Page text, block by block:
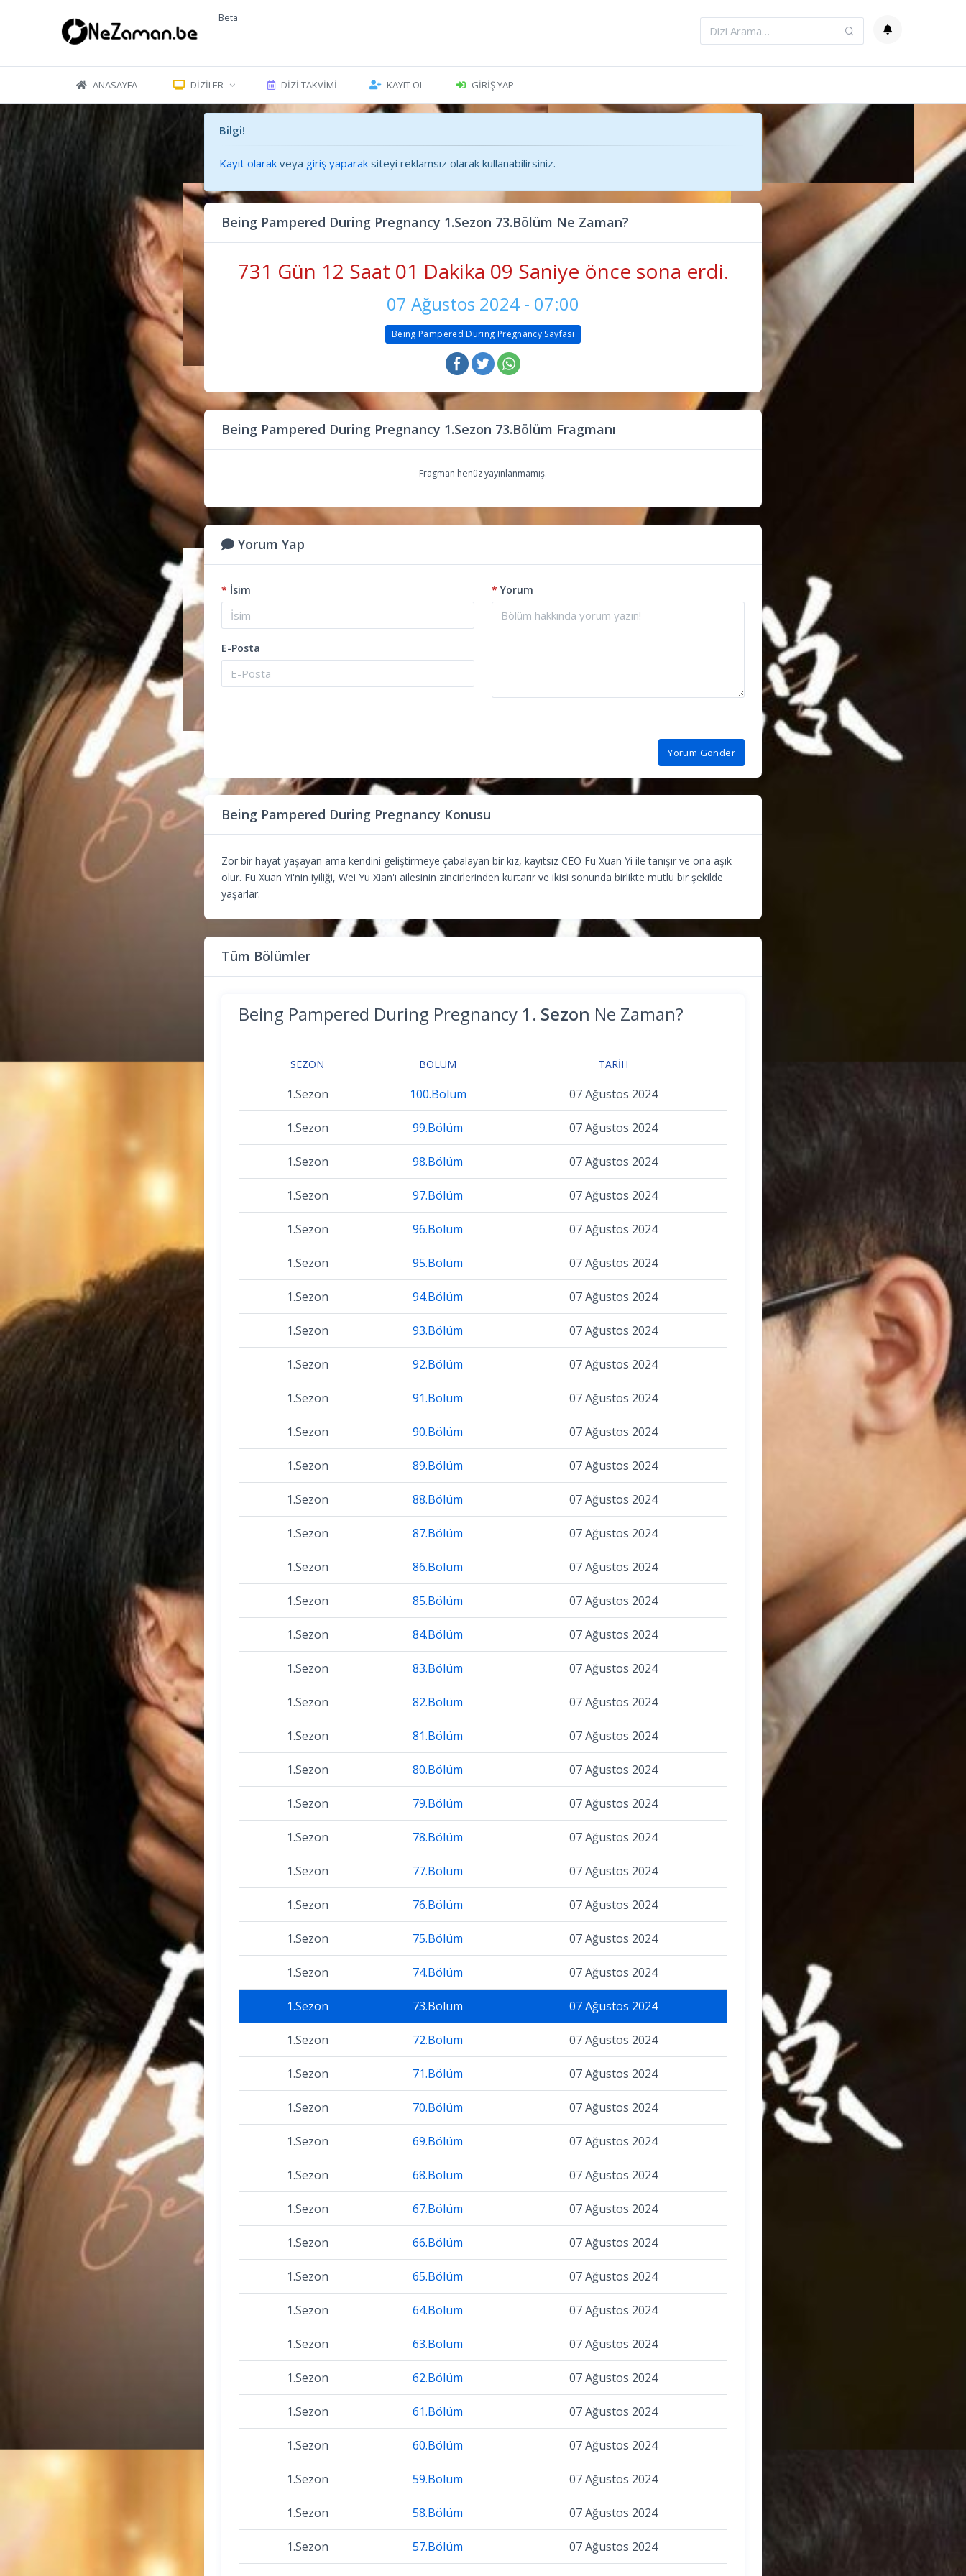
Beta
ANASAYFA DIZILER DIZI TAKVIMI KAYIT OL GIRIŞ YAP
Bilgi!
Kayıt olarak veya giriş yaparak siteyi reklamsız olarak kullanabilirsiniz.
Being Pampered During Pregnancy 1.Sezon 73.Bölüm Ne Zaman?
731 Gün 12 Saat 01 Dakika 11 Saniye önce sona erdi.
07 Ağustos 2024 - 07:00
Being Pampered During Pregnancy Sayfası
Being Pampered During Pregnancy 1.Sezon 73.Bölüm Fragmanı
Fragman henüz yayınlanmamış.
Yorum Yap
* İsim
E-Posta
* Yorum
Yorum Gönder
Being Pampered During Pregnancy Konusu
Zor bir hayat yaşayan ama kendini geliştirmeye çabalayan bir kız, kayıtsız CEO Fu Xuan Yi ile tanışır ve ona aşık
olur. Fu Xuan Yi'nin iyiliği, Wei Yu Xian'ı ailesinin zincirlerinden kurtarır ve ikisi sonunda birlikte mutlu bir şekilde
yaşarlar.
Tüm Bölümler
Being Pampered During Pregnancy 1. Sezon Ne Zaman?
SEZON BÖLÜM TARIH
1.Sezon 100.Bölüm 07 Ağustos 2024
1.Sezon 99.Bölüm 07 Ağustos 2024
1.Sezon 98.Bölüm 07 Ağustos 2024
1.Sezon 97.Bölüm 07 Ağustos 2024
1.Sezon 96.Bölüm 07 Ağustos 2024
1.Sezon 95.Bölüm 07 Ağustos 2024
1.Sezon 94.Bölüm 07 Ağustos 2024
1.Sezon 93.Bölüm 07 Ağustos 2024
1.Sezon 92.Bölüm 07 Ağustos 2024
1.Sezon 91.Bölüm 07 Ağustos 2024
1.Sezon 90.Bölüm 07 Ağustos 2024
1.Sezon 89.Bölüm 07 Ağustos 2024
1.Sezon 88.Bölüm 07 Ağustos 2024
1.Sezon 87.Bölüm 07 Ağustos 2024
1.Sezon 86.Bölüm 07 Ağustos 2024
1.Sezon 85.Bölüm 07 Ağustos 2024
1.Sezon 84.Bölüm 07 Ağustos 2024
1.Sezon 83.Bölüm 07 Ağustos 2024
1.Sezon 82.Bölüm 07 Ağustos 2024
1.Sezon 81.Bölüm 07 Ağustos 2024
1.Sezon 80.Bölüm 07 Ağustos 2024
1.Sezon 79.Bölüm 07 Ağustos 2024
1.Sezon 78.Bölüm 07 Ağustos 2024
1.Sezon 77.Bölüm 07 Ağustos 2024
1.Sezon 76.Bölüm 07 Ağustos 2024
1.Sezon 75.Bölüm 07 Ağustos 2024
1.Sezon 74.Bölüm 07 Ağustos 2024
1.Sezon 73.Bölüm 07 Ağustos 2024
1.Sezon 72.Bölüm 07 Ağustos 2024
1.Sezon 71.Bölüm 07 Ağustos 2024
1.Sezon 70.Bölüm 07 Ağustos 2024
1.Sezon 69.Bölüm 07 Ağustos 2024
1.Sezon 68.Bölüm 07 Ağustos 2024
1.Sezon 67.Bölüm 07 Ağustos 2024
1.Sezon 66.Bölüm 07 Ağustos 2024
1.Sezon 65.Bölüm 07 Ağustos 2024
1.Sezon 64.Bölüm 07 Ağustos 2024
1.Sezon 63.Bölüm 07 Ağustos 2024
1.Sezon 62.Bölüm 07 Ağustos 2024
1.Sezon 61.Bölüm 07 Ağustos 2024
1.Sezon 60.Bölüm 07 Ağustos 2024
1.Sezon 59.Bölüm 07 Ağustos 2024
1.Sezon 58.Bölüm 07 Ağustos 2024
1.Sezon 57.Bölüm 07 Ağustos 2024